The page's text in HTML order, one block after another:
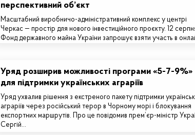
перспективний об’єкт
Масштабний виробничо-адміністративний комплекс у центрі
Черкас — простір для нового інвестиційного проєкту. 12
Фонд державного майна України запрошує взяти участь в
Уряд розширив можливості програми «5-7-9%»
для підтримки українських аграріїв
Уряд ухвалив рішення з екстреного пакету підтримки
аграріїв через російський терор в Чорному морі і блокування
експортних маршрутів. Про це повідомив прем’єр-міністр
Сергій…